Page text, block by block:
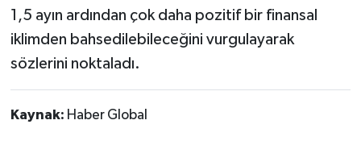
1,5 ayın ardından çok daha pozitif bir finansal
iklimden bahsedilebileceğini vurgulayarak
sözlerini noktaladı.
Kaynak: Haber Global